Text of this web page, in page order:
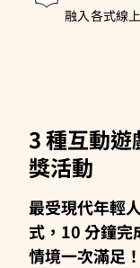
融入各式線
3 種互動
獎活動
最受現代年輕
式，10 分鐘完
情境一次滿足！